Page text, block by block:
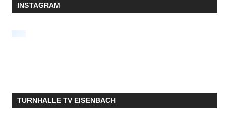
INSTAGRAM
TURNHALLE TV EISENBACH